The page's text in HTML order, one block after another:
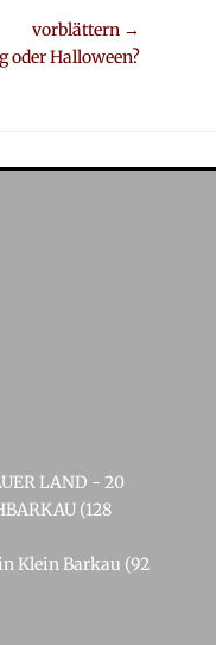
vorblättern →
oder Halloween?
LAND - 20
(128
Klein Barkau (92